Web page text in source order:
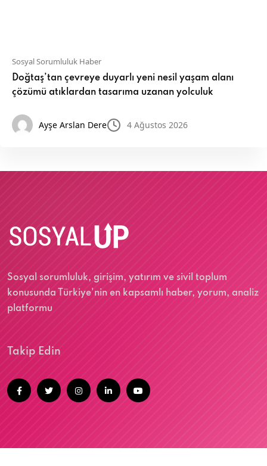
Sosyal Sorumluluk Haber
Doğtaş’tan çevreye duyarlı yeni nesil yaşam alanı
çözümü atıklardan tasarıma uzanan yolculuk
Ayşe Arslan Dere 4 Ağustos 2026
Sosyal sorumluluk, girişim, yatırım ve sivil toplum
konusunda Türkiye'nin en kapsamlı haber, yorum, analiz
platformu
Takip Edin